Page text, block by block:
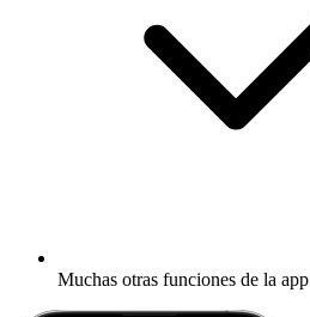
Muchas otras funciones de la app